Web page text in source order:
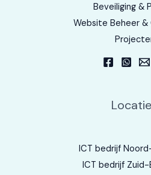
Beveiliging &
Website Beheer &
ICT bedrijf
ICT bedrijf Zuid-